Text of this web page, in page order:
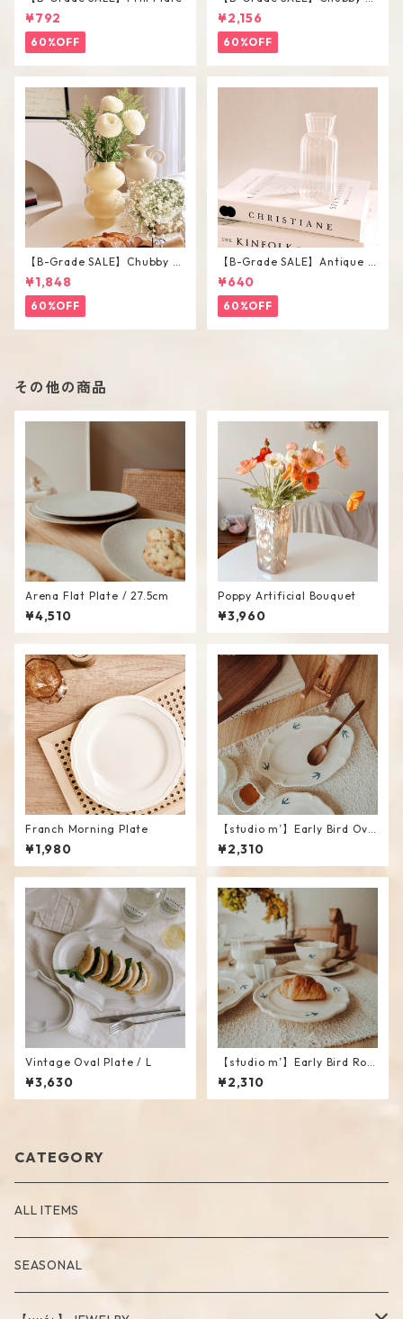
¥792
60%OFF
ase / L
¥2,156
60%OFF
【B-Grade SALE】Chubby V
ase / M
¥1,848
60%OFF
【B-Grade SALE】Antique F
lower Vase #C
¥640
60%OFF
その他の商品
Arena Flat Plate / 27.5cm
¥4,510
Poppy Artificial Bouquet
¥3,960
Franch Morning Plate
¥1,980
【studio m’】Early Bird Ova
l plate / S
¥2,310
Vintage Oval Plate / L
¥3,630
【studio m’】Early Bird Rou
nd Plate / S
¥2,310
CATEGORY
ALL ITEMS
SEASONAL